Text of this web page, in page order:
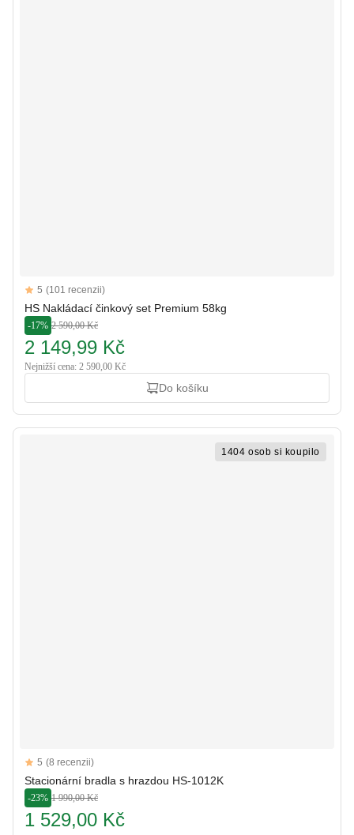
Reviews
5 out of 5 stars
5 (101 recenzii)
HS Nakládací činkový set Premium 58kg
-17% 2 590,00 Kč
2 149,99 Kč
Nejnižší cena: 2 590,00 Kč
Do košíku
1404 osob si koupilo
Reviews
5 out of 5 stars
5 (8 recenzii)
Stacionární bradla s hrazdou HS-1012K
-23% 1 990,00 Kč
1 529,00 Kč